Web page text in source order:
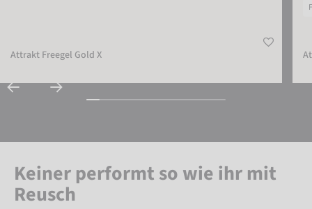
Attrakt Freegel Gold X
Keiner performt so wie ihr mit
Reusch